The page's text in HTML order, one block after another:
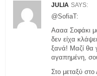
JULIA SAYS:
@SofiaT:
Αααα Σοφάκι
δεν είχα
ξανά! Μαζί θα
αγαπημένη,
Στο μεταξύ